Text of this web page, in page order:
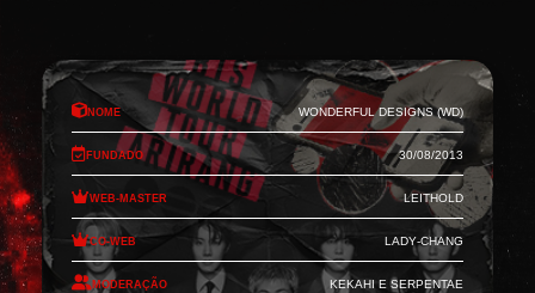
Nome Wonderful Designs (WD)
Fundado 30/08/2013
Web-Master Leithold
Co-Web Lady-Chang
Moderação Kekahi e Serpentae